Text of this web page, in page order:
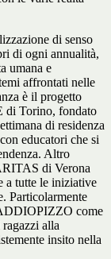
di senso
di ogni annualità,
umana e
affrontati nelle
è il progetto
di Torino, fondato
di residenza
educatori che si
Altro
di Verona
a tutte le iniziative
Particolarmente
come
alla
insito nella